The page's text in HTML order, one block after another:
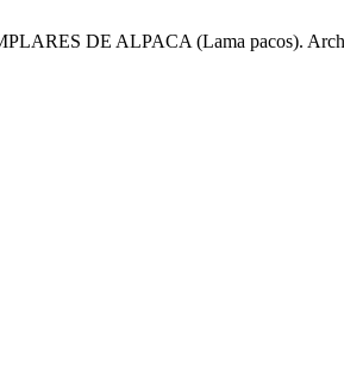
DE ALPACA (Lama pacos). Arch.